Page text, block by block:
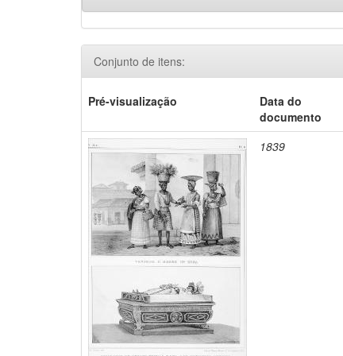
Conjunto de itens:
Pré-visualização
Data do
documento
1839